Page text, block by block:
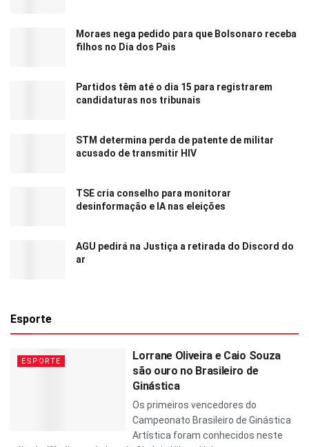
Moraes nega pedido para que Bolsonaro receba
filhos no Dia dos Pais
Partidos têm até o dia 15 para registrarem
candidaturas nos tribunais
STM determina perda de patente de militar
acusado de transmitir HIV
TSE cria conselho para monitorar
desinformação e IA nas eleições
AGU pedirá na Justiça a retirada do Discord do
ar
Esporte
ESPORTE
Lorrane Oliveira e Caio Souza
são ouro no Brasileiro de
Ginástica
Os primeiros vencedores do
Campeonato Brasileiro de Ginástica
Artística foram conhecidos neste